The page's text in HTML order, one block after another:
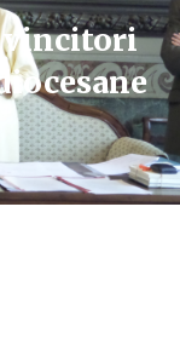
vincitori